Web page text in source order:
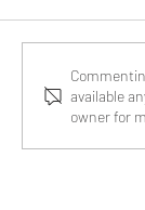
Who
Frenák
21st
available
owner for